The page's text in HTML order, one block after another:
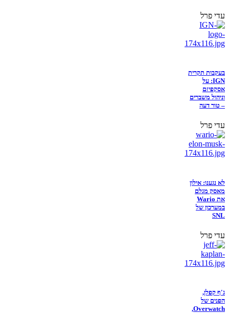
עדי פרל
בעקבות תקרית
IGN: על
אסקפיזם
וניהול משברים
– טור דעה
עדי פרל
לא נגענו: אילון
מאסק מגלם
את Wario
במערכון של
SNL
עדי פרל
ג'ף קפלן,
הפנים של
Overwatch,